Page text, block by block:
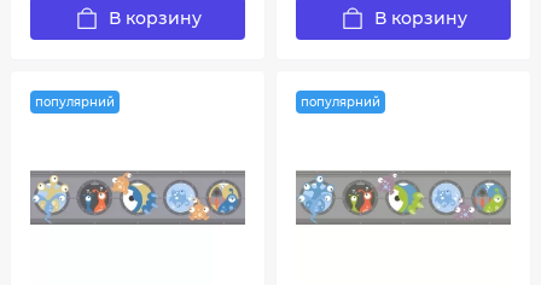
В корзину В корзину
популярний популярний